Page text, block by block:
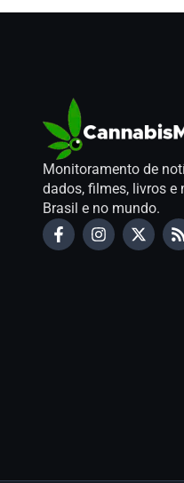
Monitoramento de
dados, filmes, livros e
Brasil e no mundo.